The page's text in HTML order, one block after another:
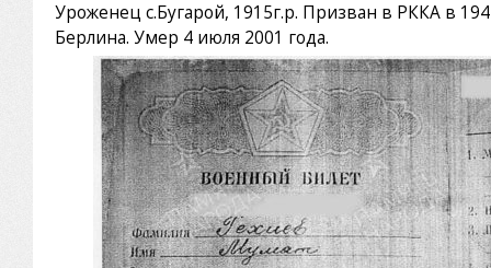
Уроженец с.Бугарой, 1915г.р. Призван в РККА в
Берлина. Умер 4 июля 2001 года.